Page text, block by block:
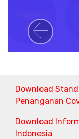
Download
Penanganan
Download
Indonesia